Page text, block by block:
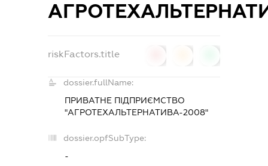
riskFactors.title
dossier.fullName:
ПРИВАТНЕ ПІДПРИЄМСТВО
"АГРОТЕХАЛЬТЕРНАТИВА-2008"
dossier.opfSubType:
-